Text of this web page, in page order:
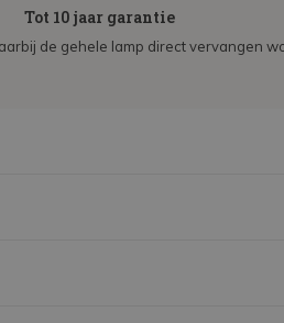
Tot 10 jaar garantie
de gehele lamp direct vervangen